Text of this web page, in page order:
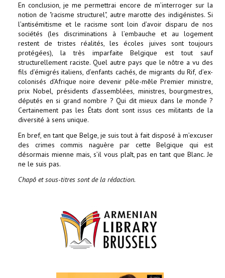
En conclusion, je me permettrai encore de m’interroger sur la
notion de "racisme structurel", autre marotte des indigénistes. Si
l’antisémitisme et le racisme sont loin d’avoir disparu de nos
sociétés (les discriminations à l’embauche et au logement
restent de tristes réalités, les écoles juives sont toujours
protégées), la très imparfaite Belgique est tout sauf
structurellement raciste. Quel autre pays que le nôtre a vu des
fils d’émigrés italiens, d’enfants cachés, de migrants du Rif, d’ex-
colonisés d’Afrique noire devenir pêle-mêle Premier ministre,
prix Nobel, présidents d’assemblées, ministres, bourgmestres,
députés en si grand nombre ? Qui dit mieux dans le monde ?
Certainement pas les États dont sont issus ces militants de la
diversité à sens unique.
En bref, en tant que Belge, je suis tout à fait disposé à m’excuser
des crimes commis naguère par cette Belgique qui est
désormais mienne mais, s’il vous plaît, pas en tant que Blanc. Je
ne le suis pas.
Chapô et sous-titres sont de la rédaction.